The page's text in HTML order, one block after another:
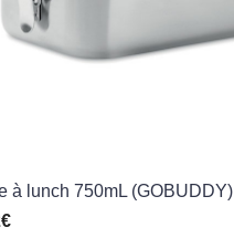
à lunch 750mL (GOBUDDY)